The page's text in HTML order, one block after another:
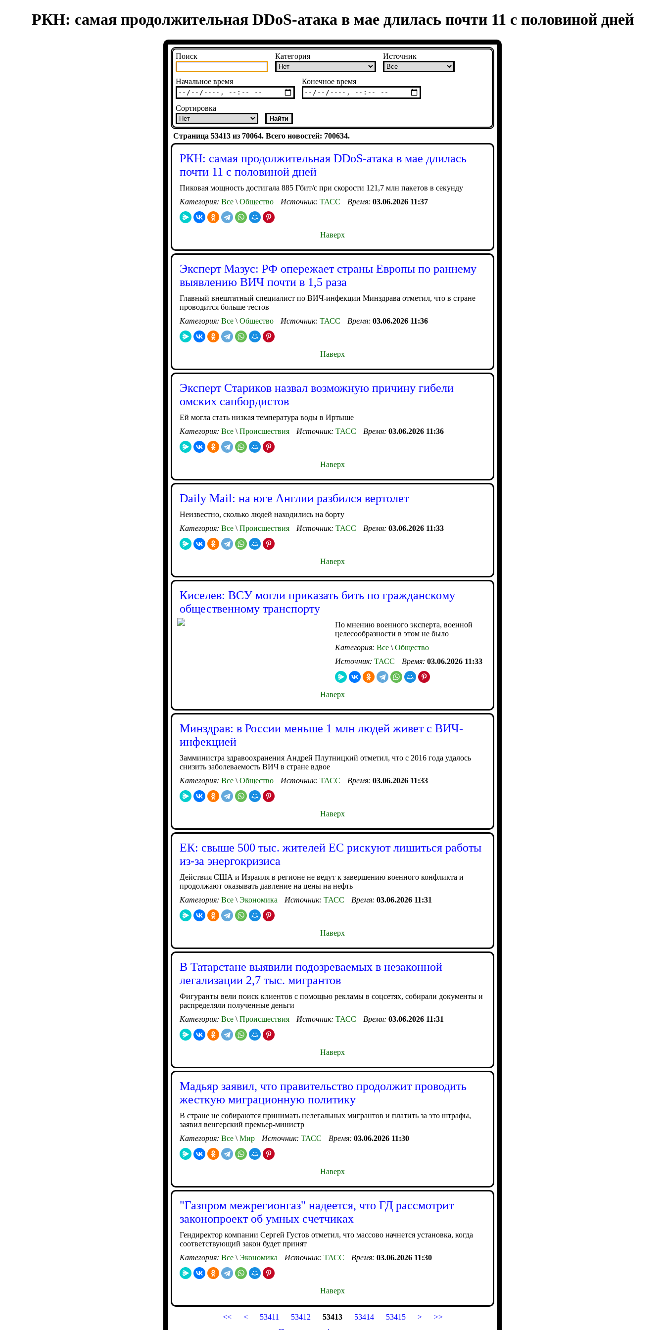
РКН: самая продолжительная DDoS-атака в мае длилась почти 11 с половиной дней
Поиск Категория Источник
Начальное время Конечное время
Сортировка
Страница 53413 из 70064. Всего новостей: 700634.
РКН: самая продолжительная DDoS-атака в мае длилась
почти 11 с половиной дней
Пиковая мощность достигала 885 Гбит/с при скорости 121,7 млн пакетов в секунду
Категория: Все \ Общество Источник: ТАСС Время: 03.06.2026 11:37
Наверх
Эксперт Мазус: РФ опережает страны Европы по раннему
выявлению ВИЧ почти в 1,5 раза
Главный внештатный специалист по ВИЧ-инфекции Минздрава отметил, что в стране
проводится больше тестов
Категория: Все \ Общество Источник: ТАСС Время: 03.06.2026 11:36
Наверх
Эксперт Стариков назвал возможную причину гибели
омских сапбордистов
Ей могла стать низкая температура воды в Иртыше
Категория: Все \ Происшествия Источник: ТАСС Время: 03.06.2026 11:36
Наверх
Daily Mail: на юге Англии разбился вертолет
Неизвестно, сколько людей находились на борту
Категория: Все \ Происшествия Источник: ТАСС Время: 03.06.2026 11:33
Наверх
Киселев: ВСУ могли приказать бить по гражданскому
общественному транспорту
По мнению военного эксперта, военной
целесообразности в этом не было
Категория: Все \ Общество
Источник: ТАСС Время: 03.06.2026 11:33
Наверх
Минздрав: в России меньше 1 млн людей живет с ВИЧ-
инфекцией
Замминистра здравоохранения Андрей Плутницкий отметил, что с 2016 года удалось
снизить заболеваемость ВИЧ в стране вдвое
Категория: Все \ Общество Источник: ТАСС Время: 03.06.2026 11:33
Наверх
ЕК: свыше 500 тыс. жителей ЕС рискуют лишиться работы
из-за энергокризиса
Действия США и Израиля в регионе не ведут к завершению военного конфликта и
продолжают оказывать давление на цены на нефть
Категория: Все \ Экономика Источник: ТАСС Время: 03.06.2026 11:31
Наверх
В Татарстане выявили подозреваемых в незаконной
легализации 2,7 тыс. мигрантов
Фигуранты вели поиск клиентов с помощью рекламы в соцсетях, собирали документы и
распределяли полученные деньги
Категория: Все \ Происшествия Источник: ТАСС Время: 03.06.2026 11:31
Наверх
Мадьяр заявил, что правительство продолжит проводить
жесткую миграционную политику
В стране не собираются принимать нелегальных мигрантов и платить за это штрафы,
заявил венгерский премьер-министр
Категория: Все \ Мир Источник: ТАСС Время: 03.06.2026 11:30
Наверх
"Газпром межрегионгаз" надеется, что ГД рассмотрит
законопроект об умных счетчиках
Гендиректор компании Сергей Густов отметил, что массово начнется установка, когда
соответствующий закон будет принят
Категория: Все \ Экономика Источник: ТАСС Время: 03.06.2026 11:30
Наверх
<< < 53411 53412 53413 53414 53415 >
>>